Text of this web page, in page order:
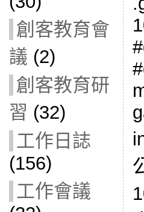
創客教育會
議 (2)
創客教育研
習 (32)
工作日誌
(156)
工作會議